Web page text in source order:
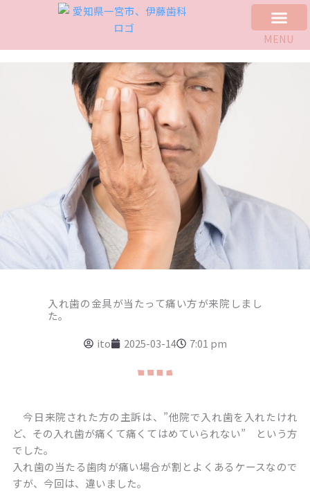
MENU
入れ歯の金具が当たって痛い方が来院しまし
た。
ito
2025-03-14 7:01 pm
今日来院された方の主訴は、”他院で入れ歯を入れたけれ
ど、その入れ歯が痛くて痛くてはめていられない” という方
でした。
入れ歯の当たる歯肉が痛い場合が割とよくあるケースなので
すが、今回は、違いました。